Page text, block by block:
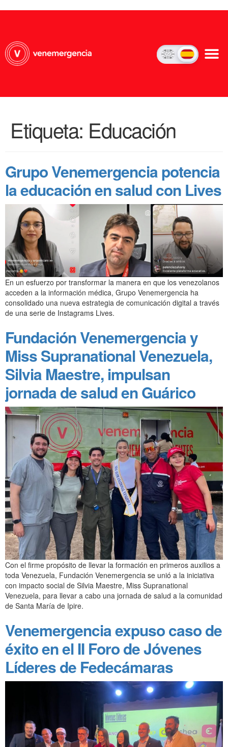
Etiqueta: Educación
Grupo Venemergencia potencia
la educación en salud con Lives
En un esfuerzo por transformar la manera en que los venezolanos
acceden a la información médica, Grupo Venemergencia ha
consolidado una nueva estrategia de comunicación digital a través
de una serie de Instagrams Lives.
Fundación Venemergencia y
Miss Supranational Venezuela,
Silvia Maestre, impulsan
jornada de salud en Guárico
Con el firme propósito de llevar la formación en primeros auxilios a
toda Venezuela, Fundación Venemergencia se unió a la iniciativa
con impacto social de Silvia Maestre, Miss Supranational
Venezuela, para llevar a cabo una jornada de salud a la comunidad
de Santa María de Ipire.
Venemergencia expuso caso de
éxito en el II Foro de Jóvenes
Líderes de Fedecámaras